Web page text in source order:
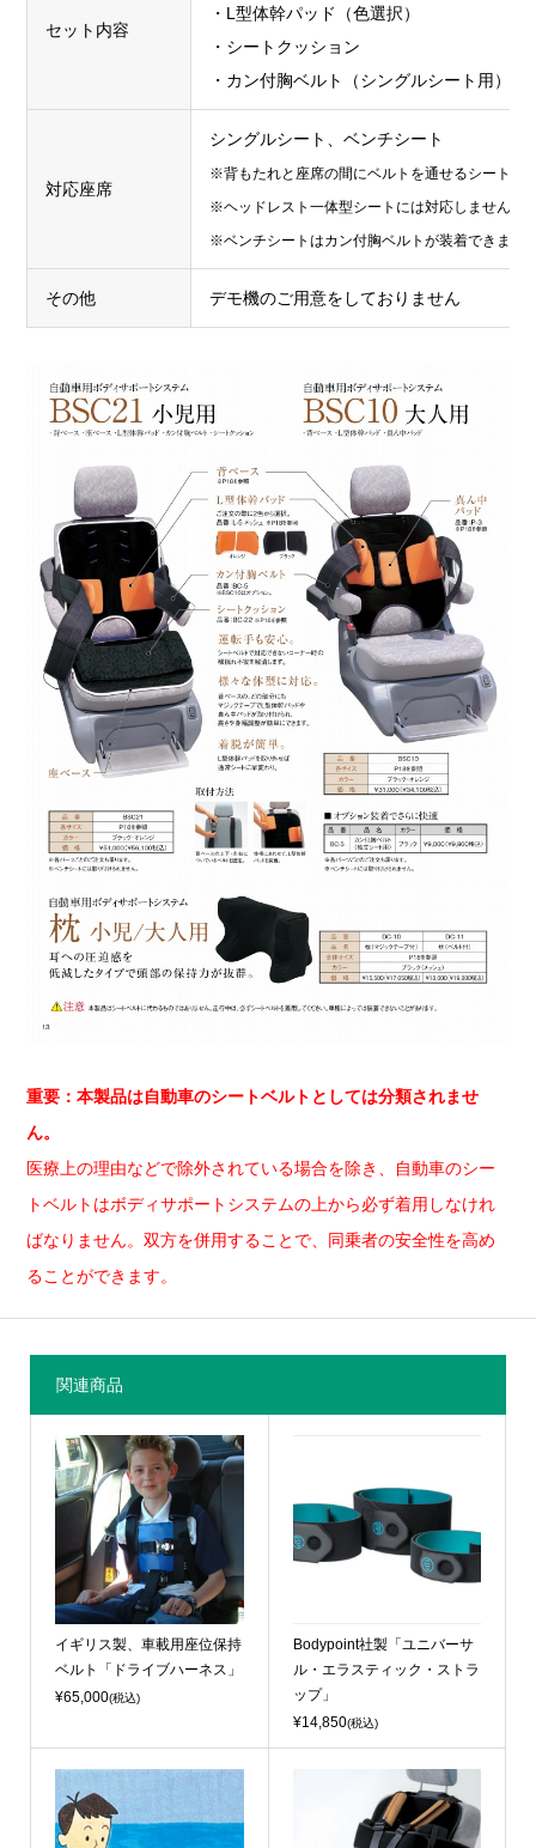
セット内容
・L型体幹パッド（色選択）
・シートクッション
・カン付胸ベルト（シングルシート用）
対応座席
シングルシート、ベンチシート
※背もたれと座席の間にベルトを通せるシートに
※ヘッドレスト一体型シートには対応しません
※ベンチシートはカン付胸ベルトが装着できませ
その他 デモ機のご用意をしておりません
重要：本製品は自動車のシートベルトとしては分類されませ
ん。
医療上の理由などで除外されている場合を除き、自動車のシー
トベルトはボディサポートシステムの上から必ず着用しなけれ
ばなりません。双方を併用することで、 同乗者の安全性を高め
ることができます。
関連商品
イギリス製、車載用座位保持
ベルト「ドライブハーネス」
¥65,000(税込)
Bodypoint社製「ユニバーサ
ル・エラスティック・ストラ
ップ」
¥14,850(税込)